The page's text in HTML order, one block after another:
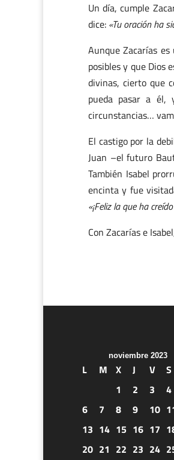
Un día, cumple
dice: «Tu oración ha
Aunque Zacarías
posibles y que Dios
divinas, cierto que
pueda pasar a él,
circunstancias…
El castigo por la
Juan –el futuro
También Isabel
encinta y fue
«¡Feliz la que ha
Con Zacarías e
noviembre 2023
L M X J V S
1
2 3 4
6
7 8 9 10
13 14 15 16 17
20 21 22 23 24